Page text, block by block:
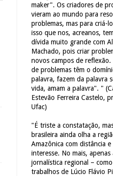
maker". Os criadores de
vieram ao mundo para
problemas, mas para criá-
isso que nos, acreanos,
dívida muito grande com
Machado, pois criar
novos campos de
de problemas têm o
palavra, fazem da palavra
vida, amam a palavra". "
Estevão Ferreira Castelo,
Ufac)
"É triste a constatação,
brasileira ainda olha a
Amazônica com distância e
interesse. No mais, apenas
jornalística regional –
trabalhos de Lúcio Flávio